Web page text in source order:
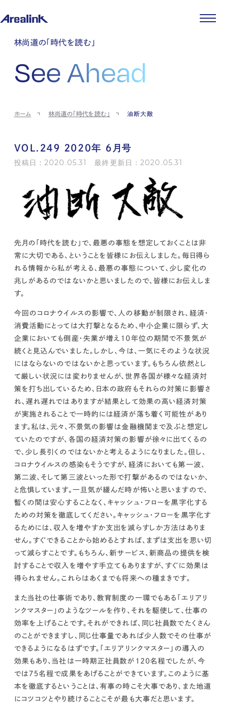
企業情報
企業理念
会社概要
コーポレートガバナンス
ストレージ事業
パートナー制度
土地権利整備事業
IR情報
IRカレンダー
IRポリシー
ストレージ室数実績
個人投資家の皆様へ
よくある質問・用語集
IRメール登録
免責事項
ニュース
商品情報
先輩社員インタビュー
中途採用
お問い合わせ
asul
サイト
ーム
シー
情報セキュリティ・DX方針及び戦略 サイトマップ
©2025 AREALINK.
林尚道の「時代を読む」
See Ahead
ホーム 林尚道の「時代を読む」 油断大敵
VOL.249 2020年 6月号
投稿日：2020.05.31 最終更新日：2020.05.31
先月の「時代を読む」で、最悪の事態を想定しておくことは非
常に大切である、ということを皆様にお伝えしました。 毎日得ら
れる情報から私が考える、最悪の事態について、少し変化の
兆しがあるのではないかと思いましたので、皆様にお伝えしま
す。
今回のコロナウイルスの影響で、人の移動が制限され、経済・
消費活動にとっては大打撃となるため、中小企業に限らず、大
企業においても倒産・失業が増え10年位の期間で不景気が
続くと見込んでいました。しかし、今は、一気にそのような状況
にはならないのではないかと思っています。もちろん依然とし
て厳しい状況には変わりませんが、世界各国が様々な経済対
策を打ち出しているため、日本の政府もそれらの対策に影響さ
れ、遅れ遅れではありますが結果として効果の高い経済対策
が実施されることで一時的には経済が落ち着く可能性があり
ます。私は、元々、不景気の影響は金融機関まで及ぶと想定し
ていたのですが、各国の経済対策の影響が徐々に出てくるの
で、少し長引くのではないかと考えるようになりました。但し、
コロナウイルスの感染もそうですが、経済においても第一波、
第二波、そして第三波といった形で打撃があるのではないか、
と危惧しています。一旦気が緩んだ時が怖いと思いますので、
暫くの間は安心することなく、キャッシュ・フローを黒字化する
ための対策を徹底してください。キャッシュ・フローを黒字化す
るためには、収入を増やすか支出を減らすしか方法はありま
せん。すぐできることから始めるとすれば、まずは支出を思い切
って減らすことです。もちろん、新サービス、新商品の提供を検
討することで収入を増やす手立てもありますが、すぐに効果は
得られません。これらはあくまでも将来への種まきです。
また当社の仕事術であり、教育制度の一環でもある「エリアリ
ンクマスター」のようなツールを作り、それを駆使して、仕事の
効率を上げることです。それができれば、同じ社員数でたくさん
のことができますし、同じ仕事量であれば少人数でその仕事が
できるようになるはずです。「エリアリンクマスター」の導入の
効果もあり、当社は一時期正社員数が120名程でしたが、今
では75名程で成果をあげることができています。 このように基
本を徹底するということは、有事の時こそ大事であり、また地道
にコツコツとやり続けることこそが最も大事だと思います。